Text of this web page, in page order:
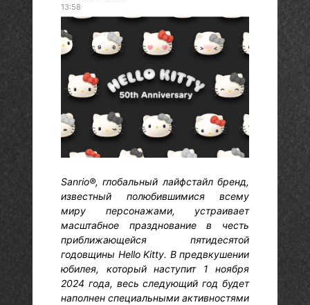
13:58
Sanrio®, глобальный лайфстайл бренд,
известный полюбившимися всему
миру персонажами, устраивает
масштабное празднование в честь
приближающейся пятидесятой
годовщины Hello Kitty. В предвкушении
юбилея, который наступит 1 ноября
2024 года, весь следующий год будет
наполнен специальными активностями